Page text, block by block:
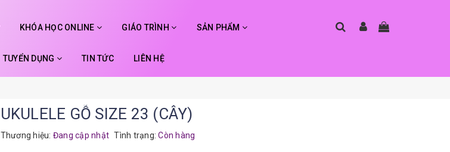
KHÓA HỌC ONLINE GIÁO TRÌNH SẢN PHẨM
TUYỂN DỤNG TIN TỨC LIÊN HỆ
UKULELE GỖ SIZE 23 (CÂY)
Thương hiệu: Đang cập nhật Tình trạng:Còn hàng